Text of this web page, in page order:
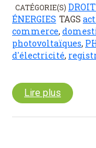
CATÉGORIE(S)
ÉNERGIES TAGS
commerce,
photovoltaïques,
d'électricité,
Lire plus